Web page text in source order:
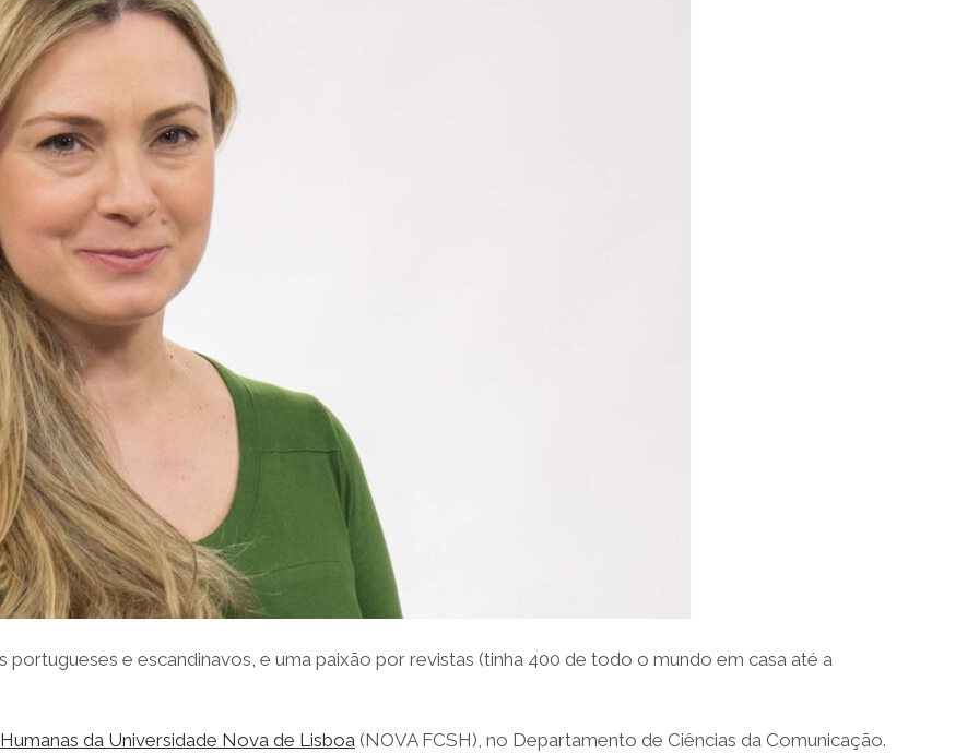
portugueses e escandinavos, e uma paixão por revistas (tinha 400 de todo o mundo em casa até a
da Universidade Nova de Lisboa (NOVA FCSH), no Departamento de Ciências da Comunicação.